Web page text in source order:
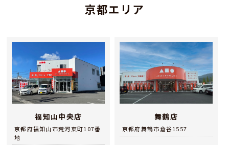
京都エリア
福知山中央店
京都府福知山市荒河東町107番
地
舞鶴店
京都府舞鶴市倉谷1557